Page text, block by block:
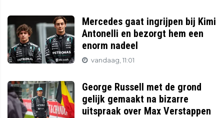
Mercedes gaat ingrijpen bij Kimi
Antonelli en bezorgt hem een
enorm nadeel
vandaag, 11:01
George Russell met de grond
gelijk gemaakt na bizarre
uitspraak over Max Verstappen